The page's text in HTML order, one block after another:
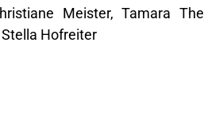
Meister, Tamara
Hofreiter